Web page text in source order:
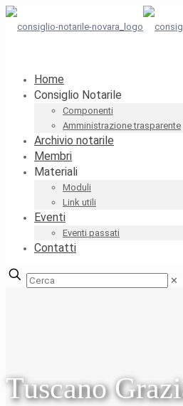
Home
Consiglio Notarile
Componenti
Amministrazione trasparente
Archivio notarile
Membri
Materiali
Moduli
Link utili
Eventi
Eventi passati
Contatti
✕
Tuscano